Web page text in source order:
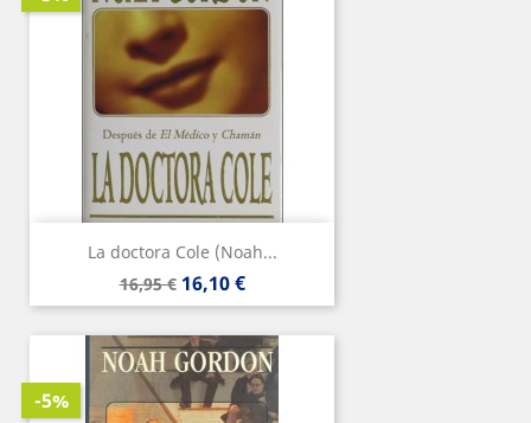
La doctora Cole (Noah...
Precio
base
16,95 € Precio
16,10 €
-5%